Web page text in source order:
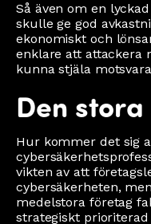
Så även om en
skulle ge god
ekonomiskt och
enklare att attackera
kunna stjäla
Den
Hur kommer det sig
vikten av att
cybersäkerheten,
medelstora företag
strategiskt